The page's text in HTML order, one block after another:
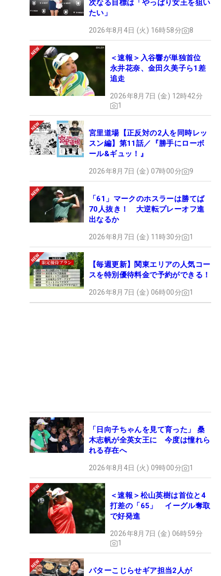
次なる目標は「やっぱり女王を狙い
たい」
2026年8月4日 (火) 16時58分 8
＜速報＞入谷響が単独首位
永井花奈、金田久美子ら1差
追走
2026年8月7日 (金) 12時42分
1
宮里道場【正反対の2人を同時レッ
スン編】第11話／『勝手にローボ
ール&ギュッ！』
2026年8月7日 (金) 07時00分 9
「61」マークのホスラーは勝てば
70人抜き！ 大逆転プレーオフ進
出なるか
2026年8月7日 (金) 11時30分 1
【毎週更新】関東エリアの人気コー
スを特別優待料金で予約ができる！
2026年8月7日 (金) 06時00分 1
「日向子ちゃんを見て育った」 桑
木志帆が全英女王に 今度は憧れら
れる存在へ
2026年8月4日 (火) 09時00分 1
＜速報＞松山英樹は首位と4
打差の「65」 イーグル奪取
で好発進
2026年8月7日 (金) 06時59分
1
パターこじらせギア担当2人が